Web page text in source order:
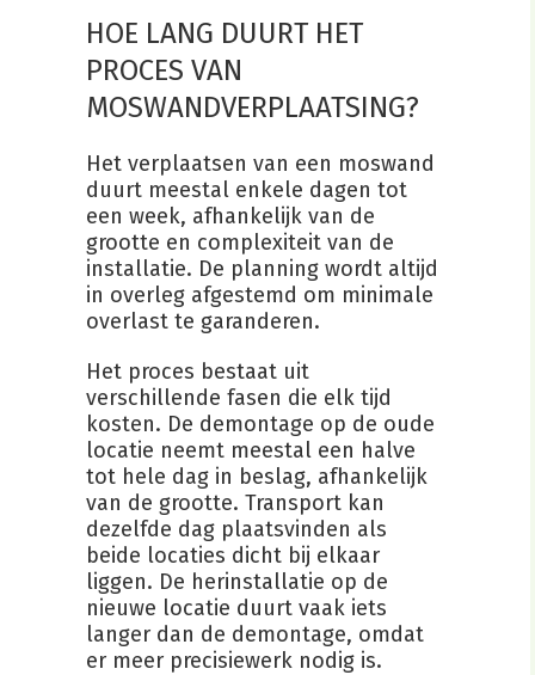
HOE LANG DUURT HET
PROCES VAN
MOSWANDVERPLAATSING?
Het verplaatsen van een moswand
duurt meestal enkele dagen tot
een week, afhankelijk van de
grootte en complexiteit van de
installatie. De planning wordt altijd
in overleg afgestemd om minimale
overlast te garanderen.
Het proces bestaat uit
verschillende fasen die elk tijd
kosten. De demontage op de oude
locatie neemt meestal een halve
tot hele dag in beslag, afhankelijk
van de grootte. Transport kan
dezelfde dag plaatsvinden als
beide locaties dicht bij elkaar
liggen. De herinstallatie op de
nieuwe locatie duurt vaak iets
langer dan de demontage, omdat
er meer precisiewerk nodig is.